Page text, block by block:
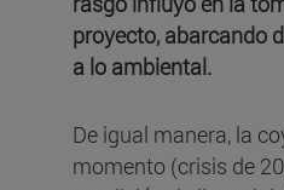
proyecto, abarcando
a lo ambiental.
De igual manera, la
momento (crisis de